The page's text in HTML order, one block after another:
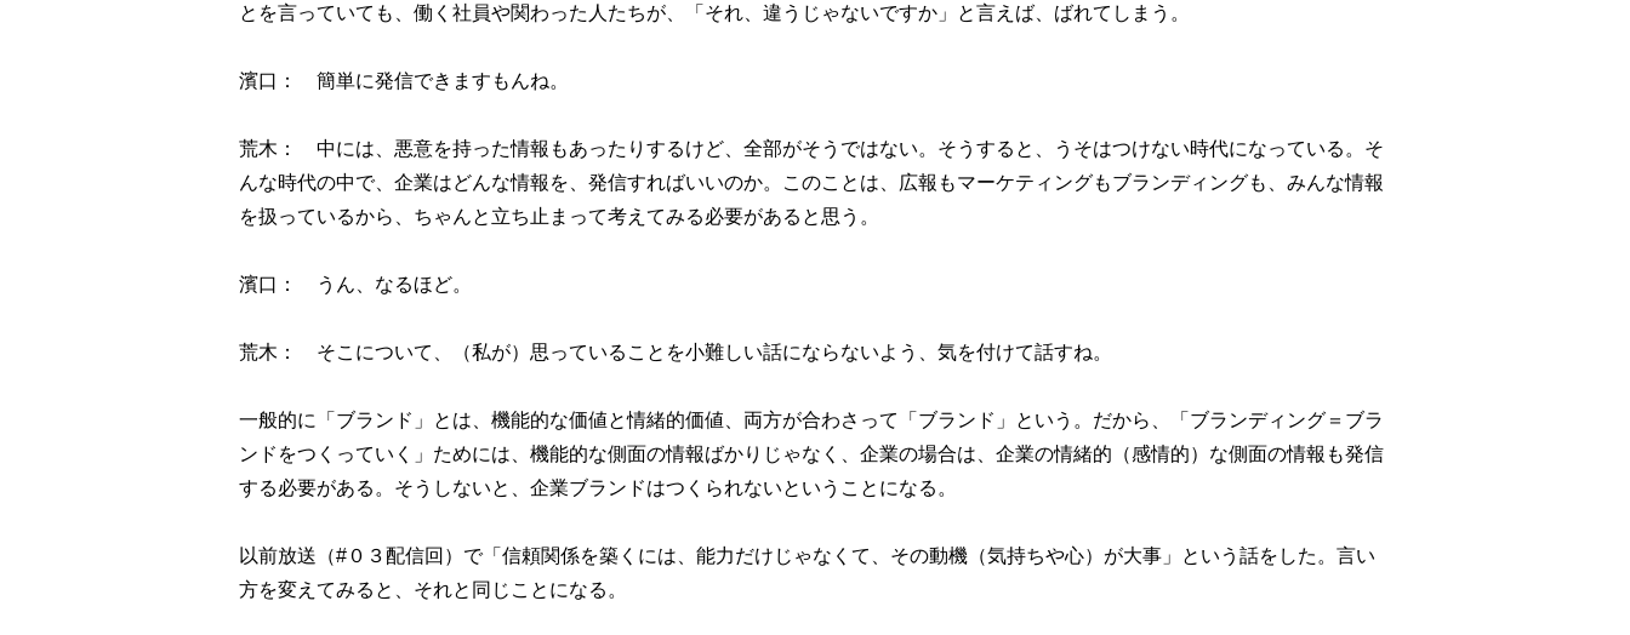
とを言っていても、働く社員や関わった人たちが、「それ、違うじゃないですか」と言えば、ばれてしまう。
濱口： 簡単に発信できますもんね。
荒木： 中には、悪意を持った情報もあったりするけど、全部がそうではない。そうすると、うそはつけない時代になっている。そ
んな時代の中で、企業はどんな情報を、発信すればいいのか。このことは、広報もマーケティングもブランディングも、みんな情報
を扱っているから、ちゃんと立ち止まって考えてみる必要があると思う。
濱口： うん、なるほど。
荒木： そこについて、（私が）思っていることを小難しい話にならないよう、気を付けて話すね。
一般的に「ブランド」とは、機能的な価値と情緒的価値、両方が合わさって「ブランド」という。だから、「ブランディング＝ブラ
ンドをつくっていく」ためには、機能的な側面の情報ばかりじゃなく、企業の場合は、企業の情緒的（感情的）な側面の情報も発信
する必要がある。そうしないと、企業ブランドはつくられないということになる。
以前放送（#０３配信回）で「信頼関係を築くには、能力だけじゃなくて、その動機（気持ちや心）が大事」という話をした。言い
方を変えてみると、それと同じことになる。